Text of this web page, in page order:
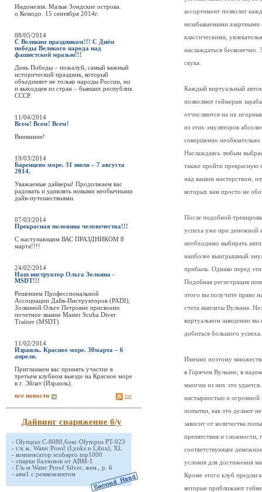
Индонезия. Малые Зондские острова.
о.Комодо. 15 сентября 2014г.
08/05/2014
С Великим праздником!!! С Днём
победы Великого народа над
фашистской мразью!!!
День Победы – пожалуй, самый важный
исторический праздник, который
объединяет не только народы России, но
и выходцев из стран – бывших республик
СССР.
11/04/2014
Всем! Всем! Всем!
Внимание!
19/03/2014
Баренцево море. 31 июля – 7 августа
2014.
Уважаемые дайверы! Продолжаем вас
радовать и удивлять новыми необычными
дайв-путешествиями.
07/03/2014
Прекрасная половина человечества!!!
C наступающим ВАС ПРАЗДНИКОМ 8
марта!!!!
24/02/2014
Наш инструктор Ольга Золкина -
MSDT!!!
Решением Профессиональной
Ассоциации Дайв-Инструкторов (PADI),
Золкиной Ольге Петровне присвоено
почетное звание Master Scuba Diver
Trainer (MSDT)
11/02/2014
Израиль. Красное море. 30марта – 6
апреля.
Приглашаем вас принять участие в
третьем клубном выезде на Красное море
в г. Эйлат (Израиль).
все новости rss
Дайвинг снаряжение б/у
- Olympus C-8080,бокс Olympus PT-023
- г/к ж. Water Proof (Lynks и Libra), XL
- компенсатор scubapro top1000
- спарки баллонов от АВМ-1
- Г/к-м Water Proof Silver, жен., р. 6
- авм1 с ремкомлектом
ассортимент позволит
незабываемыми
классическими,
наслаждаться бесконечно.
скука.
Каждый виртуальный
позволяют геймерам
отчисляются на их
из этих эмуляторов
совершенно
Наслаждаясь любым
также пройти прекрасную
над вашим мастерством,
которых вам просто не
После подобной
успеха уже при денежной
необходимо выбирать
наиболее выигрышный
прибыль. Однако перед
Подобная регистрация
этого вы получите право
счета выплаты Вулкана.
виртуальном заведении
добиться большого успеха.
Именно поэтому
в Горячем Вулкане, в
многим из них это
настырностью и огромной
попытки, как это делают
зависит от количества
препятствия и сложности,
соответствующее
условия для достижения
Кроме этого клуб
которые приближают